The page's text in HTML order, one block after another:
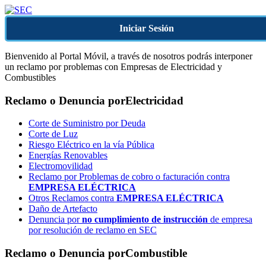
Iniciar Sesión
Bienvenido al Portal Móvil, a través de nosotros podrás interponer
un reclamo por problemas con Empresas de Electricidad y
Combustibles
Reclamo o Denuncia porElectricidad
Corte de Suministro por Deuda
Corte de Luz
Riesgo Eléctrico en la vía Pública
Energías Renovables
Electromovilidad
Reclamo por Problemas de cobro o facturación contra
EMPRESA ELÉCTRICA
Otros Reclamos contra EMPRESA ELÉCTRICA
Daño de Artefacto
Denuncia porno cumplimiento de instrucción de empresa
por resolución de reclamo en SEC
Reclamo o Denuncia porCombustible